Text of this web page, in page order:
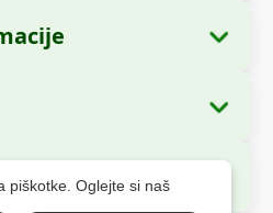
piškotke. Oglejte si naš
nr. 97, Sector 4,